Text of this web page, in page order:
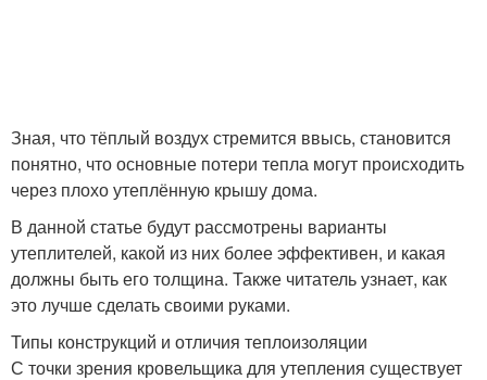
Зная, что тёплый воздух стремится ввысь, становится
понятно, что основные потери тепла могут происходить
через плохо утеплённую крышу дома.
В данной статье будут рассмотрены варианты
утеплителей, какой из них более эффективен, и какая
должны быть его толщина. Также читатель узнает, как
это лучше сделать своими руками.
Типы конструкций и отличия теплоизоляции
С точки зрения кровельщика для утепления существует